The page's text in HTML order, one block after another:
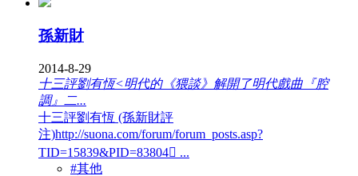
孫新財
2014-8-29
十三評劉有恆<明代的《猥談》解開了明代戲曲『腔
調』二...
十三評劉有恆 (孫新財評
注)http://suona.com/forum/forum_posts.asp?
TID=15839&PID=83804𔝜 ...
#其他